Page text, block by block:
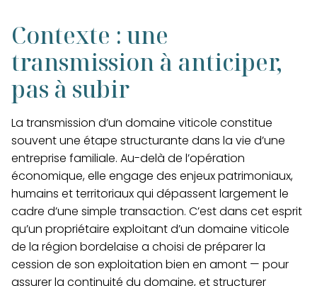
Contexte : une
transmission à anticiper,
pas à subir
La transmission d’un domaine viticole constitue
souvent une étape structurante dans la vie d’une
entreprise familiale. Au-delà de l’opération
économique, elle engage des enjeux patrimoniaux,
humains et territoriaux qui dépassent largement le
cadre d’une simple transaction. C’est dans cet esprit
qu’un propriétaire exploitant d’un domaine viticole
de la région bordelaise a choisi de préparer la
cession de son exploitation bien en amont — pour
assurer la continuité du domaine, et structurer